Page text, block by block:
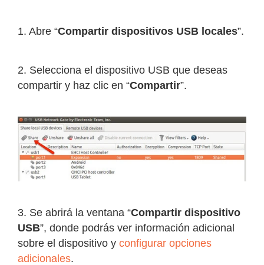
1. Abre “Compartir dispositivos USB locales”.
2. Selecciona el dispositivo USB que deseas
compartir y haz clic en “Compartir”.
3. Se abrirá la ventana “Compartir dispositivo
USB”, donde podrás ver información adicional
sobre el dispositivo y configurar opciones
adicionales.